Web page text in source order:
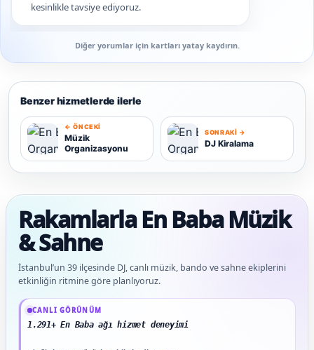
kesinlikle tavsiye ediyoruz.
Diğer yorumlar için kartları yatay kaydırın.
Benzer hizmetlerde ilerle
M
← ÖNCEKI
Müzik
Organizasyonu
SONRAKI →
DJ Kiralama
Rakamlarla En Baba Müzik
& Sahne
İstanbul’un 39 ilçesinde DJ, canlı müzik, bando ve sahne ekiplerini
etkinliğin ritmine göre planlıyoruz.
CANLI GÖRÜNÜM
1.291+ En Baba ağı hizmet deneyimi
Güncel veriler: 1.291+ En Baba ağı hizmet deneyimi; 91 platform genelinde